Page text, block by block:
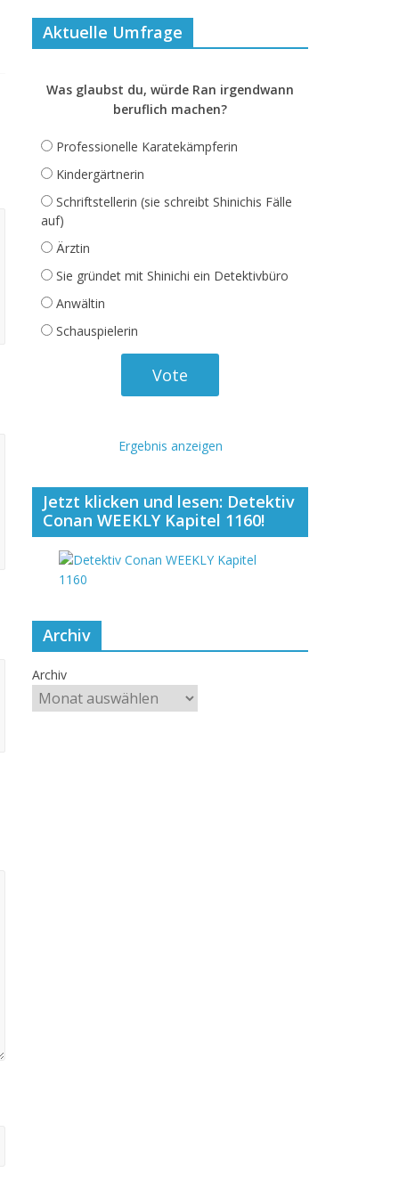
Aktuelle Umfrage
Was glaubst du, würde Ran irgendwann
beruflich machen?
Professionelle Karatekämpferin
Kindergärtnerin
Schriftstellerin (sie schreibt Shinichis Fälle
auf)
Ärztin
Sie gründet mit Shinichi ein Detektivbüro
Anwältin
Schauspielerin
Ergebnis anzeigen
Jetzt klicken und lesen: Detektiv
Conan WEEKLY Kapitel 1160!
Archiv
Archiv